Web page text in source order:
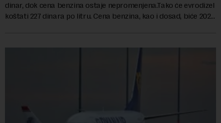
dinar, dok cena benzina ostaje nepromenjena.Tako će evrodizel
koštati 227 dinara po litru. Cena benzina, kao i dosad, biće 202